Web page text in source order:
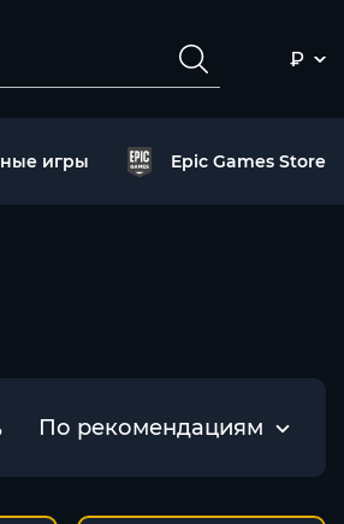
₽
игры Epic Games Store
По рекомендациям